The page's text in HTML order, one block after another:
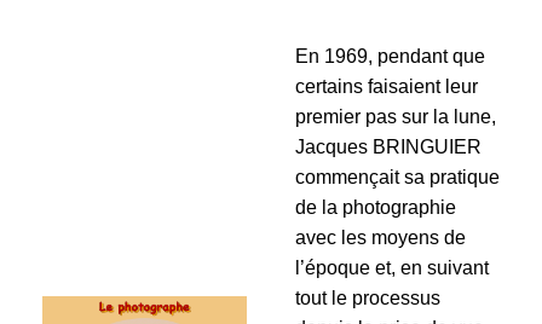
En 1969, pendant que
certains faisaient leur
premier pas sur la lune,
Jacques BRINGUIER
commençait sa pratique
de la photographie
avec les moyens de
l’époque et, en suivant
tout le processus